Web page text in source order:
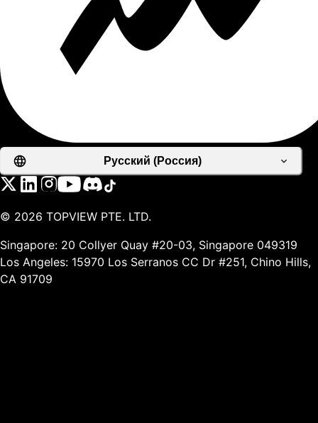
Русский (Россия)
© 2026 TOPVIEW PTE. LTD.
Singapore: 20 Collyer Quay #20-03, Singapore 049319
Los Angeles: 15970 Los Serranos CC Dr #251, Chino Hills,
CA 91709